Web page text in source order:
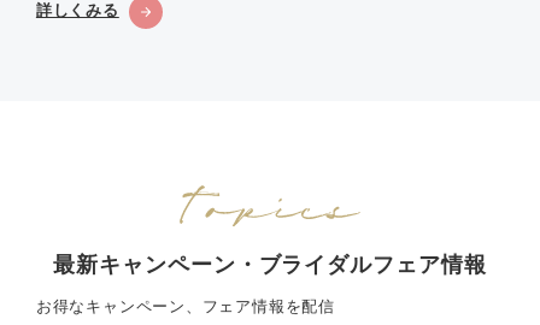
詳しくみる
最新キャンペーン・ブライダルフェア情報
お得なキャンペーン、フェア情報を配信